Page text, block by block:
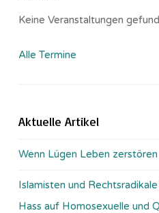
Keine Veranstaltungen
Alle Termine
Aktuelle Artikel
Wenn Lügen Leben zerstören
Islamisten und
Hass auf Homosexuelle und